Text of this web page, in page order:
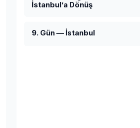
İstanbul’a Dönüş
9. Gün — İstanbul